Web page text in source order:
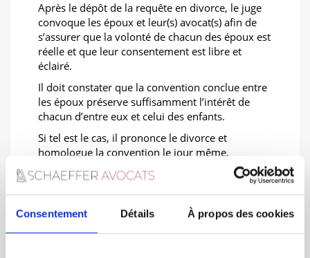
Consentement Détails À propos des cookies
Après le dépôt de la requête en divorce, le juge
convoque les époux et leur(s) avocat(s) afin de
s’assurer que la volonté de chacun des époux est
réelle et que leur consentement est libre et
éclairé.
Il doit constater que la convention conclue entre
les époux préserve suffisamment l’intérêt de
chacun d’entre eux et celui des enfants.
Si tel est le cas, il prononce le divorce et
homologue la convention le jour même.